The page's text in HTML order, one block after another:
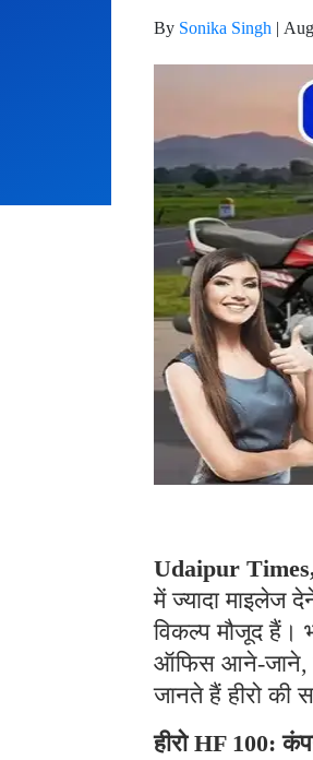
By Sonika Singh |
Udaipur
में ज्यादा माइलेज
विकल्प मौजूद हैं।
ऑफिस आने-जाने,
जानते हैं हीरो की
हीरो HF 100: